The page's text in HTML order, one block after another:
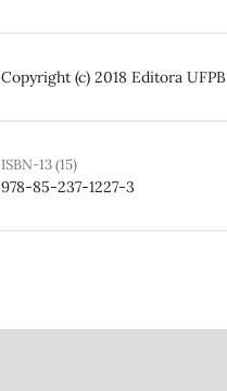
Copyright (c) 2018 Editora UFPB
ISBN-13 (15)
978-85-237-1227-3